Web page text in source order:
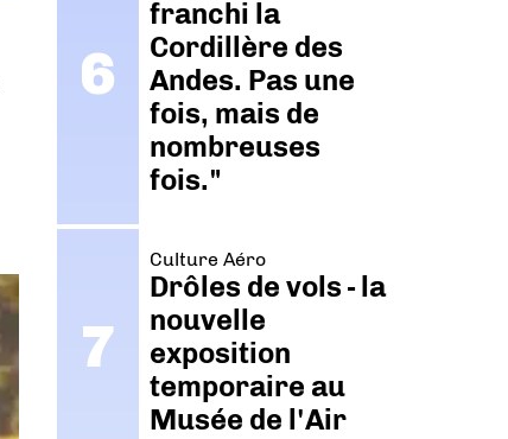
franchi la
Cordillère des
Andes. Pas une
fois, mais de
nombreuses
fois."
Culture Aéro
Drôles de vols - la
nouvelle
exposition
temporaire au
Musée de l'Air